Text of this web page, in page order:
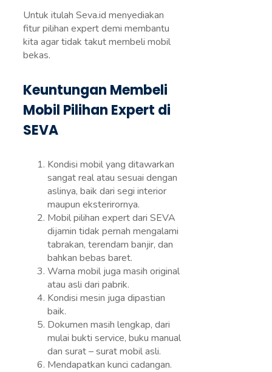
Untuk itulah Seva.id menyediakan
fitur pilihan expert demi membantu
kita agar tidak takut membeli mobil
bekas.
Keuntungan Membeli
Mobil Pilihan Expert di
SEVA
Kondisi mobil yang ditawarkan
sangat real atau sesuai dengan
aslinya, baik dari segi interior
maupun eksterirornya.
Mobil pilihan expert dari SEVA
dijamin tidak pernah mengalami
tabrakan, terendam banjir, dan
bahkan bebas baret.
Warna mobil juga masih original
atau asli dari pabrik.
Kondisi mesin juga dipastian
baik.
Dokumen masih lengkap, dari
mulai bukti service, buku manual
dan surat – surat mobil asli.
Mendapatkan kunci cadangan.